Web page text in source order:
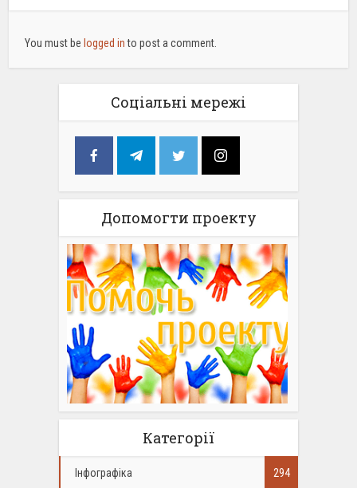
You must be logged into post a comment.
Соціальні мережі
Допомогти проекту
Категорії
Інфографіка 294